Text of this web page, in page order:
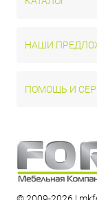
НАШИ
ПОМОЩЬ И